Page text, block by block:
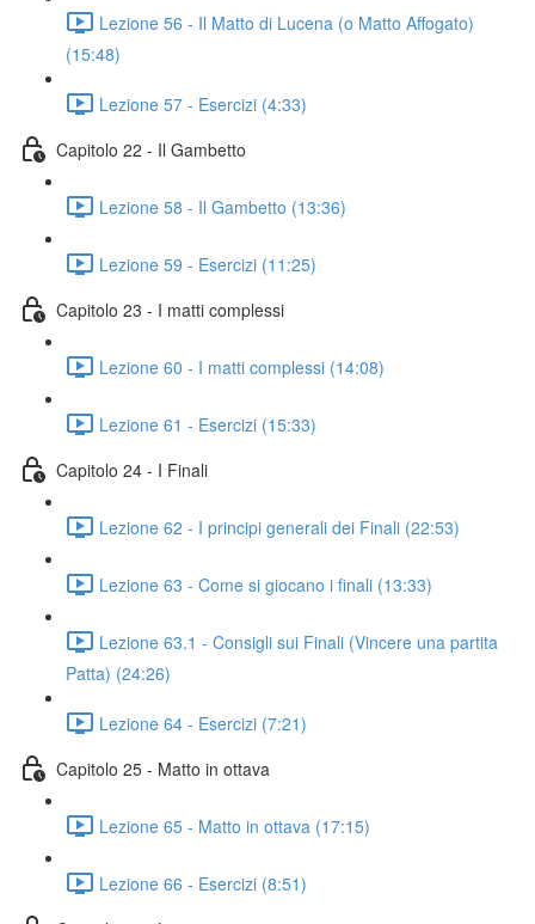
Lezione 56 - Il Matto di Lucena (o Matto Affogato)
(15:48)
Lezione 57 - Esercizi (4:33)
Capitolo 22 - Il Gambetto
Lezione 58 - Il Gambetto (13:36)
Lezione 59 - Esercizi (11:25)
Capitolo 23 - I matti complessi
Lezione 60 - I matti complessi (14:08)
Lezione 61 - Esercizi (15:33)
Capitolo 24 - I Finali
Lezione 62 - I principi generali dei Finali (22:53)
Lezione 63 - Come si giocano i finali (13:33)
Lezione 63.1 - Consigli sui Finali (Vincere una partita
Patta) (24:26)
Lezione 64 - Esercizi (7:21)
Capitolo 25 - Matto in ottava
Lezione 65 - Matto in ottava (17:15)
Lezione 66 - Esercizi (8:51)